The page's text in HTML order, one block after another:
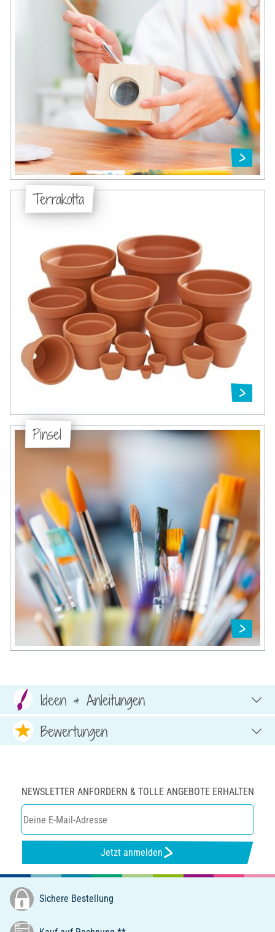
Terrakotta
Pinsel
Ideen & Anleitungen
Bewertungen
NEWSLETTER ANFORDERN & TOLLE ANGEBOTE ERHALTEN
Jetzt anmelden
Sichere Bestellung